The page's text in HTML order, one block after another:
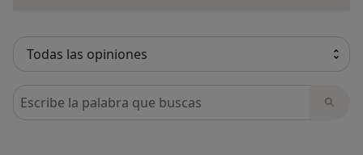
Busca en opiniones